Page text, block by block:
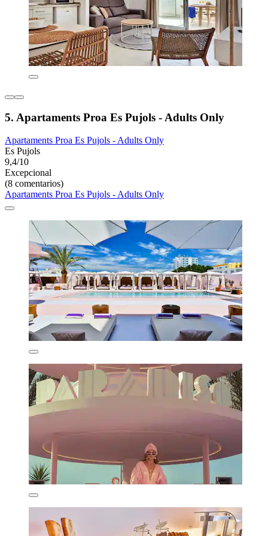
5. Apartaments Proa Es Pujols - Adults Only
Apartaments Proa Es Pujols - Adults Only
Es Pujols
9,4/10
Excepcional
(8 comentarios)
Apartaments Proa Es Pujols - Adults Only